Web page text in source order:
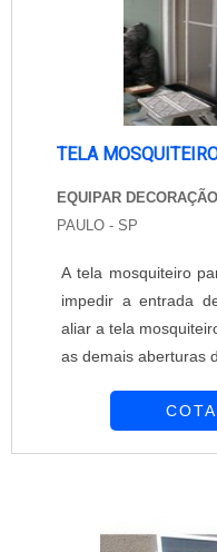
TELA
EQUIPAR
PAULO - SP
A tela mosquiteiro
impedir a entrada
aliar a tela
as demais aberturas
Proteção está